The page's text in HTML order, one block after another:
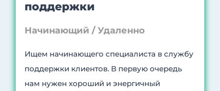
поддержки
Начинающий / Удаленно
Ищем начинающего специалиста в службу
поддержки клиентов. В первую очередь
нам нужен хороший и энергичный